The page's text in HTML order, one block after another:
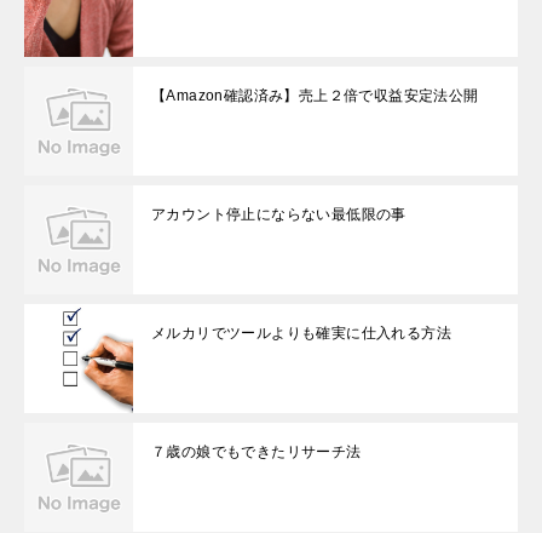
【Amazon確認済み】売上２倍で収益安定法公開
アカウント停止にならない最低限の事
メルカリでツールよりも確実に仕入れる方法
７歳の娘でもできたリサーチ法